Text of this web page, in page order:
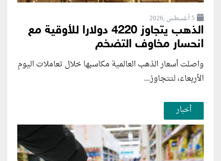
5 أغسطس ,2026
الذهب يتجاوز 4220 دولارا للأوقية مع
انحسار مخاوف التضخم
واصلت أسعار الذهب العالمية مكاسبها خلال تعاملات اليوم
الأربعاء، لتتجاوز...
أخبار